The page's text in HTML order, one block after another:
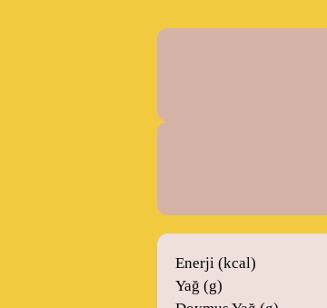
Enerji (kcal)
Yağ (g)